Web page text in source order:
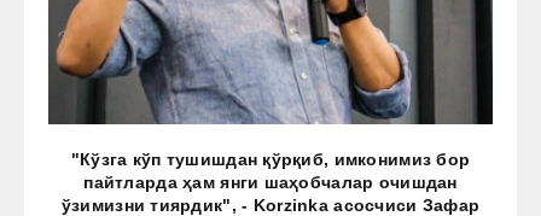
"Кўзга кўп тушишдан қўрқиб, имконимиз бор
пайтларда ҳам янги шаҳобчалар очишдан
ўзимизни тиярдик", - Korzinka асосчиси Зафар